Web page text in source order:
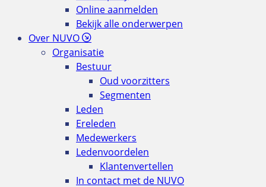
Online aanmelden
Bekijk alle onderwerpen
Over NUVO
Organisatie
Bestuur
Oud voorzitters
Segmenten
Leden
Ereleden
Medewerkers
Ledenvoordelen
Klantenvertellen
In contact met de NUVO